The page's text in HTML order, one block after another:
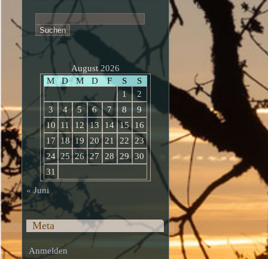
nach:
August 2026
M
D M D F S
S
1
2
3
4 5 6 7 8
9
10
11 12 13 14 15
16
17
18 19 20 21 22
23
24 25 26 27 28 29
30
31
« Juni
Meta
Anmelden